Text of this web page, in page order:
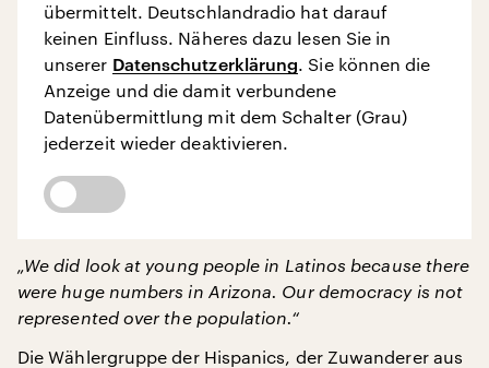
übermittelt. Deutschlandradio hat darauf
keinen Einfluss. Näheres dazu lesen Sie in
unserer Datenschutzerklärung. Sie können die
Anzeige und die damit verbundene
Datenübermittlung mit dem Schalter (Grau)
jederzeit wieder deaktivieren.
„We did look at young people in Latinos because there
were huge numbers in Arizona. Our democracy is not
represented over the population.“
Die Wählergruppe der Hispanics, der Zuwanderer aus